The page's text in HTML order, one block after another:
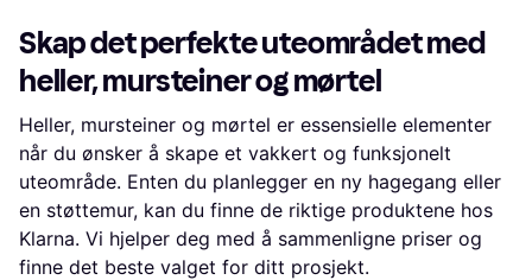
Skap det perfekte uteområdet med
heller, mursteiner og mørtel
Heller, mursteiner og mørtel er essensielle elementer
når du ønsker å skape et vakkert og funksjonelt
uteområde. Enten du planlegger en ny hagegang eller
en støttemur, kan du finne de riktige produktene hos
Klarna. Vi hjelper deg med å sammenligne priser og
finne det beste valget for ditt prosjekt.